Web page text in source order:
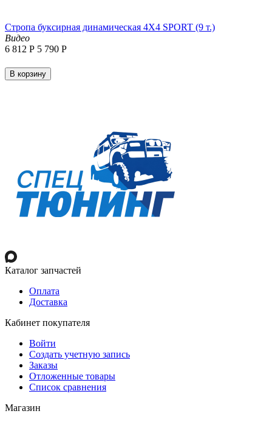
Стропа буксирная динамическая 4X4 SPORT (9 т.)
Видео
6 812 Р 5 790 Р
В корзину
Каталог запчастей
Оплата
Доставка
Кабинет покупателя
Войти
Создать учетную запись
Заказы
Отложенные товары
Список сравнения
Магазин